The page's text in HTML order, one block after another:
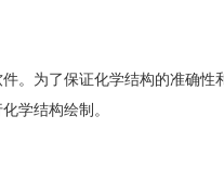
。为了保证化学结构的准确
学结构绘制。